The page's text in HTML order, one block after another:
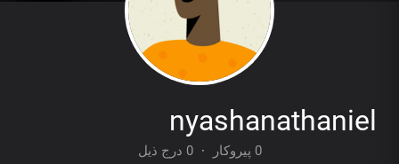
nyashanathaniel
0 پیروکار · 0 درج ذیل